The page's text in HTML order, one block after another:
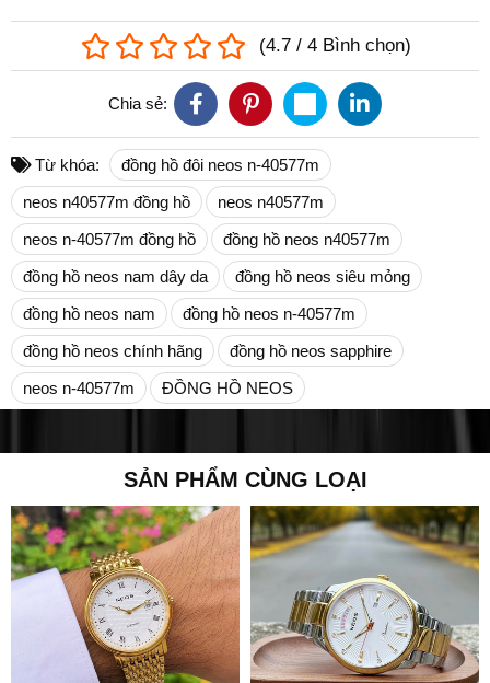
(4.7 / 4 Bình chọn)
Chia sẻ:
Từ khóa:
đồng hồ đôi neos n-40577m
neos n40577m đồng hồ
neos n40577m
neos n-40577m đồng hồ
đồng hồ neos n40577m
đồng hồ neos nam dây da
đồng hồ neos siêu mỏng
đồng hồ neos nam
đồng hồ neos n-40577m
đồng hồ neos chính hãng
đồng hồ neos sapphire
neos n-40577m
ĐỒNG HỒ NEOS
SẢN PHẨM CÙNG LOẠI